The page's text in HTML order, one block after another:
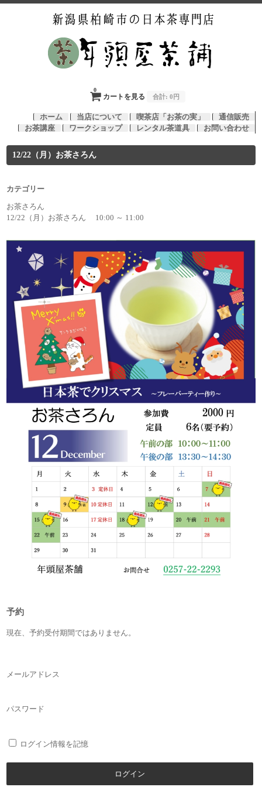
カートを見る
0
合計: 0円
ホーム 当店について 喫茶店「お茶の実」
通信販売
お茶講座
ワークショップ レンタル茶道具 お問い合わせ
12/22（月）お茶さろん
カテゴリー
お茶さろん
12/22（月）お茶さろん 10:00 ～ 11:00
予約
現在、予約受付期間ではありません。
メールアドレス
パスワード
ログイン情報を記憶